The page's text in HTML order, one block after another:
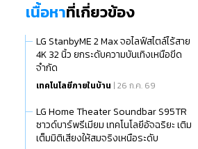
เนื้อหาที่เกี่ยวข้อง
LG StanbyME 2 Max จอไลฟ์สไตล์ไร้สาย
4K 32 นิ้ว ยกระดับความบันเทิงเหนือขีด
จำกัด
เทคโนโลยีภายในบ้าน | 26 ก.ค. 69
LG Home Theater Soundbar S95TR
ซาวด์บาร์พรีเมียม เทคโนโลยีอัจฉริยะ เติม
เต็มมิติเสียงให้สมจริงเหนือระดับ